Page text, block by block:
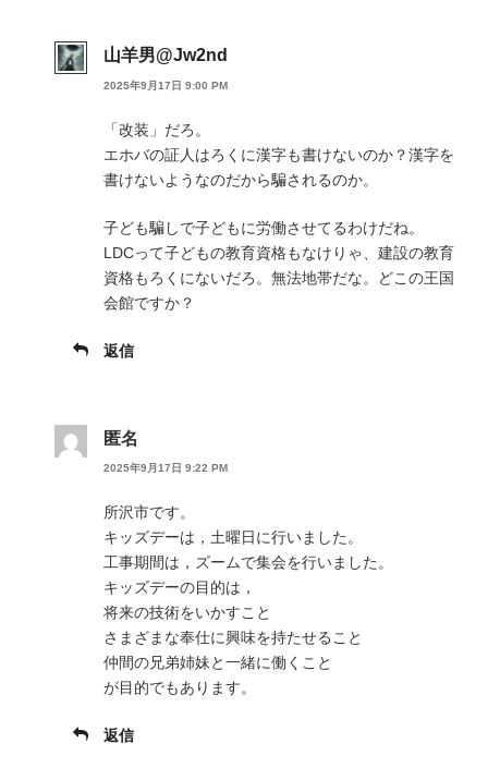
山羊男@Jw2nd
2025年9月17日 9:00 PM
「改装」だろ。
エホバの証人はろくに漢字も書けないのか？漢字を
書けないようなのだから騙されるのか。
子ども騙しで子どもに労働させてるわけだね。
LDCって子どもの教育資格もなけりゃ、建設の教育
資格もろくにないだろ。無法地帯だな。どこの王国
会館ですか？
返信
匿名
2025年9月17日 9:22 PM
所沢市です。
キッズデーは，土曜日に行いました。
工事期間は，ズームで集会を行いました。
キッズデーの目的は，
将来の技術をいかすこと
さまざまな奉仕に興味を持たせること
仲間の兄弟姉妹と一緒に働くこと
が目的でもあります。
返信